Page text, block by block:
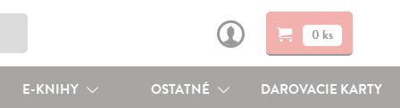
0 ks
E-KNIHY OSTATNÉ DAROVACIE KARTY